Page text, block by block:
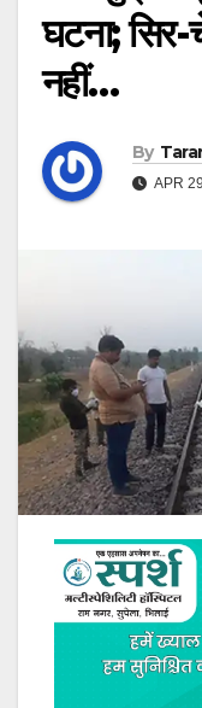
घटना;
नहीं…
By
APR